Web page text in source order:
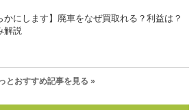
かにします】廃車をなぜ買取れる？利益は？
解説
とおすすめ記事を見る »